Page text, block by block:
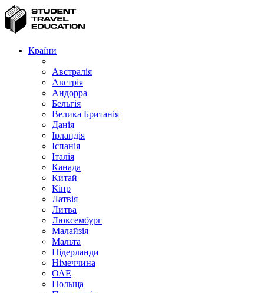
Країни
Австралія
Австрія
Андорра
Бельгія
Велика Британія
Данія
Ірландія
Іспанія
Італія
Канада
Китай
Кіпр
Латвія
Литва
Люксембург
Малайзія
Мальта
Нідерланди
Німеччина
ОАЕ
Польща